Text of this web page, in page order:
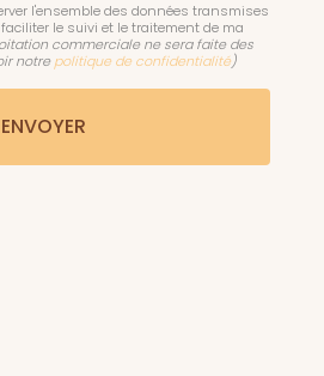
l'ensemble des données transmises
le suivi et le traitement de ma
commerciale ne sera faite des
notre politique de confidentialité)